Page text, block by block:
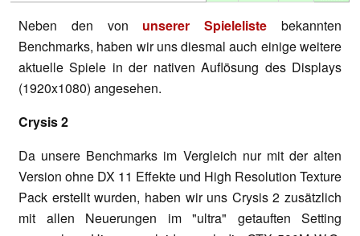
Neben den von unserer Spieleliste bekannten
Benchmarks, haben wir uns diesmal auch einige weitere
aktuelle Spiele in der nativen Auflösung des Displays
(1920x1080) angesehen.
Crysis 2
Da unsere Benchmarks im Vergleich nur mit der alten
Version ohne DX 11 Effekte und High Resolution Texture
Pack erstellt wurden, haben wir uns Crysis 2 zusätzlich
mit allen Neuerungen im "ultra" getauften Setting